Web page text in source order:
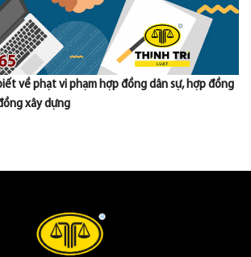
về phạt vi phạm hợp đồng dân sự, hợp đồng
xây dựng